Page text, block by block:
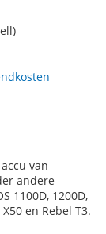
van
andere
1100D, 1200D,
en Rebel T3.